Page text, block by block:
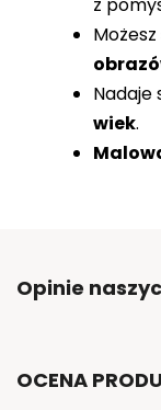
Nadaje
wiek.
Opinie
OCENA